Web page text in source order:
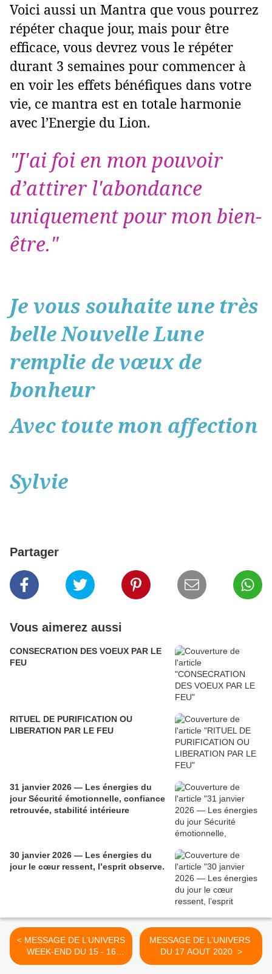
Voici aussi un Mantra que vous pourrez
répéter chaque jour, mais pour être
efficace, vous devrez vous le répéter
durant 3 semaines pour commencer à
en voir les effets bénéfiques dans votre
vie, ce mantra est en totale harmonie
avec l’Energie du Lion.
"J'ai foi en mon pouvoir
d’attirer l'abondance
uniquement pour mon bien-
être."
Je vous souhaite une très
belle Nouvelle Lune
remplie de vœux de
bonheur
Avec toute mon affection
Sylvie
Partager
Vous aimerez aussi
CONSECRATION DES VOEUX PAR LE
FEU
RITUEL DE PURIFICATION OU
LIBERATION PAR LE FEU
31 janvier 2026 — Les énergies du
jour Sécurité émotionnelle, confiance
retrouvée, stabilité intérieure
30 janvier 2026 — Les énergies du
jour le cœur ressent, l’esprit observe.
< MESSAGE DE L’UNIVERS
WEEK-END DU 15 - 16
AOUT 2020
MESSAGE DE L’UNIVERS
DU 17 AOUT 2020 ​​​​​​​ >